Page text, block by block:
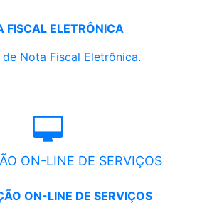
FISCAL ELETRÔNICA
de Nota Fiscal Eletrônica.
ON-LINE DE SERVIÇOS
ON-LINE DE SERVIÇOS